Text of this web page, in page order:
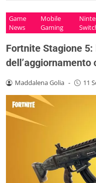
Game
News
Mobile
Gaming
Fortnite Stagione 5:
dell’aggiornamento
Maddalena Golia - 11